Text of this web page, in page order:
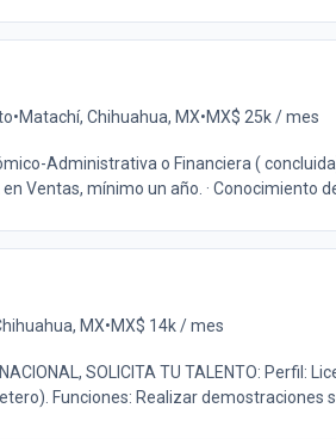
•Matachí, Chihuahua, MX•MX$ 25k / mes
Administrativa o Financiera (
Ventas, mínimo un año. · Conocimiento
MX•MX$ 14k / mes
SOLICITA TU TALENTO: Perfil:
Funciones: Realizar demostraciones